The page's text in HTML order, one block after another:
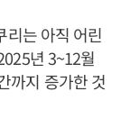
리는 아직 어린
년 3~12월
까지 증가한 것